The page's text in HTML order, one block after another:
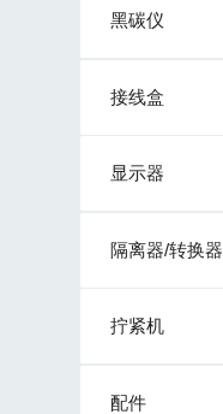
黑碳仪
接线盒
显示器
隔离器/转换器
拧紧机
配件